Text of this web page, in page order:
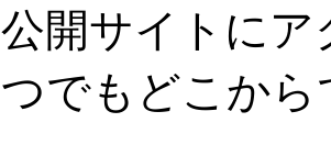
公開サイトに
つでもどこから